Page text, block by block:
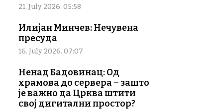
21. July 2026. 05:58
Илијан Минчев: Нечувена
пресуда
16. July 2026. 07:07
Ненад Бадовинац: Од
храмова до сервера – зашто
је важно да Црква штити
свој дигитални простор?